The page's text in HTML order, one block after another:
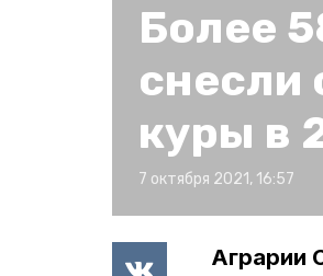
Более
снесли
куры в
7 октября 2021, 16:57
Аграрии